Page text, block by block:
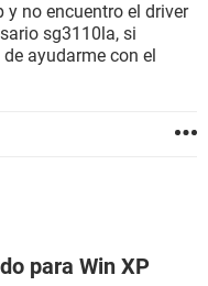
no encuentro el driver
sg3110la, si
ayudarme con el
para Win XP